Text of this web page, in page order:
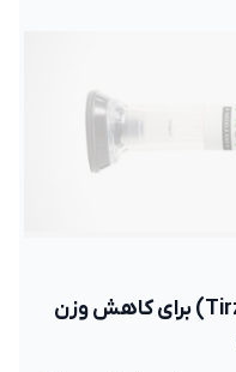
تایید داروی تیرزپاتید (Tirzepatide) برای کاهش وزن